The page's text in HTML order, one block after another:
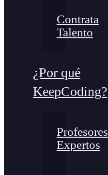
Contrata
Talento
¿Por qué
KeepCoding?
Profesores
Expertos